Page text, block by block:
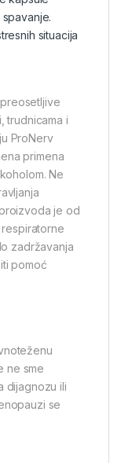
situacija
trudnicama i
ProNerv
primena
Ne
je od
zadržavanja
pomoć
ne sme
dijagnozu ili
se